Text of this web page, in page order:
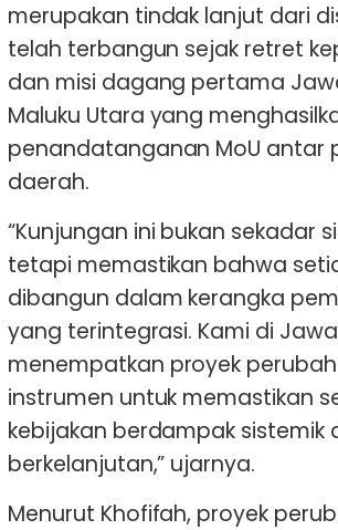
merupakan tindak lanjut dari
telah terbangun sejak retret
dan misi dagang pertama
Maluku Utara yang
penandatanganan MoU antar
daerah.
“Kunjungan ini bukan sekadar
tetapi memastikan bahwa
dibangun dalam kerangka
yang terintegrasi. Kami di
menempatkan proyek
instrumen untuk memastikan
kebijakan berdampak sistemik
berkelanjutan,” ujarnya.
Menurut Khofifah, proyek